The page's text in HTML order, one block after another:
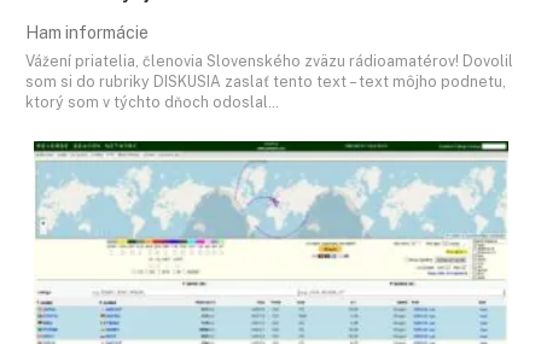
Ham informácie
Vážení priatelia, členovia Slovenského zväzu rádioamatérov! Dovolil
som si do rubriky DISKUSIA zaslať tento text – text môjho podnetu,
ktorý som v týchto dňoch odoslal…